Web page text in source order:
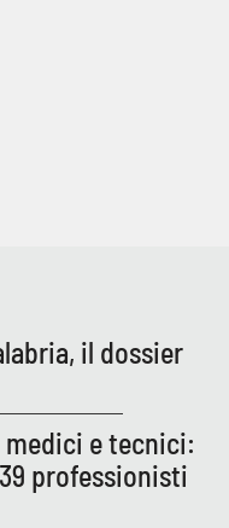
il dossier
medici e tecnici:
professionisti